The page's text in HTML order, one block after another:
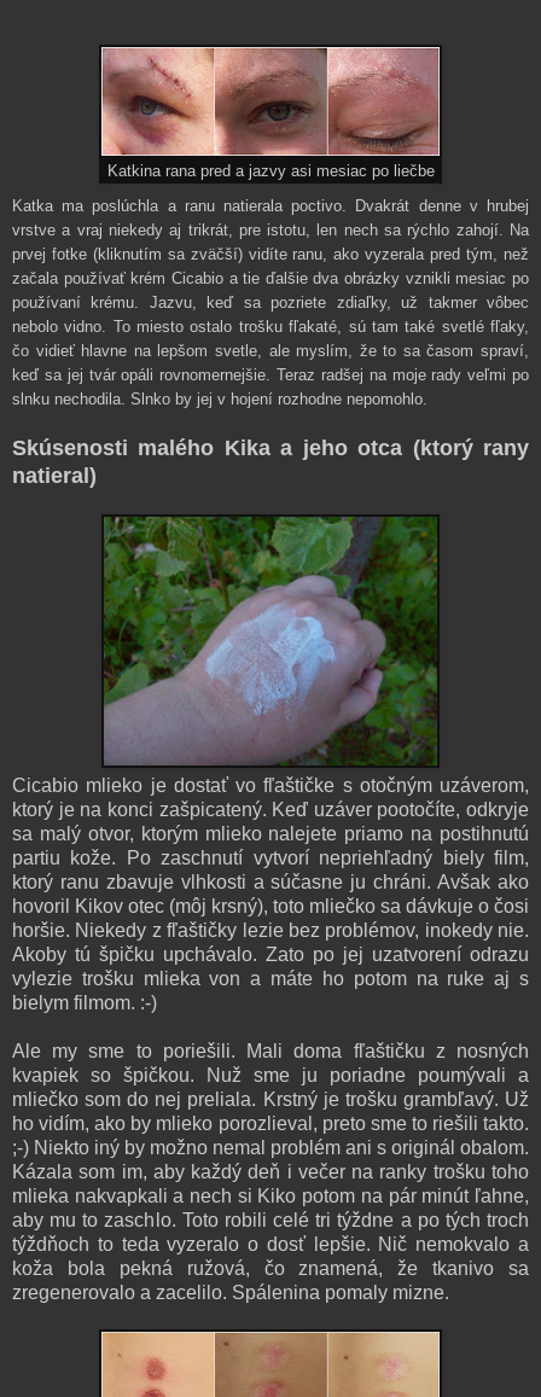
Katkina rana pred a jazvy asi mesiac po liečbe
Katka ma poslúchla a ranu natierala poctivo.
Dvakrát denne v hrubej
vrstve a vraj niekedy aj trikrát, pre istotu, len nech sa rýchlo zahojí. Na
prvej fotke (kliknutím sa zväčší) vidíte ranu, ako vyzerala pred tým, než
začala používať krém Cicabio a tie ďalšie dva obrázky vznikli mesiac po
používaní krému. Jazvu, keď sa pozriete zdiaľky, už takmer vôbec
nebolo vidno. To miesto ostalo trošku fľakaté, sú tam také svetlé fľaky,
čo vidieť hlavne na lepšom svetle, ale myslím, že to sa časom spraví,
keď sa jej tvár opáli rovnomernejšie. Teraz radšej na moje rady veľmi po
slnku nechodila. Slnko by jej v hojení rozhodne nepomohlo.
Skúsenosti malého Kika a jeho otca (ktorý rany
natieral)
Cicabio mlieko je dostať vo fľaštičke s otočným uzáverom,
ktorý je na konci zašpicatený. Keď uzáver pootočíte, odkryje
sa malý otvor, ktorým mlieko nalejete priamo na postihnutú
partiu kože. Po zaschnutí vytvorí nepriehľadný biely film,
ktorý ranu zbavuje vlhkosti a súčasne ju chráni. Avšak ako
hovoril Kikov otec (môj krsný), toto mliečko sa dávkuje o čosi
horšie. Niekedy z fľaštičky lezie bez problémov, inokedy nie.
Akoby tú špičku upchávalo. Zato po jej uzatvorení odrazu
vylezie trošku mlieka von a máte ho potom na ruke aj s
bielym filmom. :-)
Ale my sme to poriešili. Mali doma fľaštičku z nosných
kvapiek so špičkou. Nuž sme ju poriadne poumývali a
mliečko som do nej preliala. Krstný je trošku grambľavý. Už
ho vidím, ako by mlieko porozlieval, preto sme to riešili takto.
;-) Niekto iný by možno nemal problém ani s originál obalom.
Kázala som im, aby každý deň i večer na ranky trošku toho
mlieka nakvapkali a nech si Kiko potom na pár minút ľahne,
aby mu to zaschlo. Toto robili celé tri týždne a po tých troch
týždňoch to teda vyzeralo o dosť lepšie. Nič nemokvalo a
koža bola pekná ružová, čo znamená, že tkanivo sa
zregenerovalo a zacelilo. Spálenina pomaly mizne.